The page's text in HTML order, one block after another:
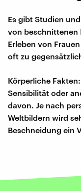
Es gibt Studien
von beschnittenen
Erleben von
oft zu
Körperliche
Sensibilität oder
davon. Je nach
Weltbildern wird
Beschneidung ein